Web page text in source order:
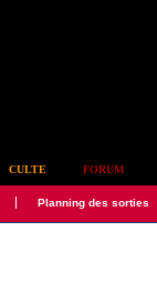
CULTE FORUM
Planning des sorties